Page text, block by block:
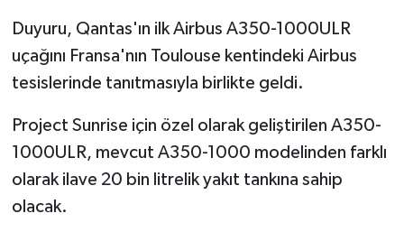
Duyuru, Qantas'ın ilk Airbus A350-1000ULR
uçağını Fransa'nın Toulouse kentindeki Airbus
tesislerinde tanıtmasıyla birlikte geldi.
Project Sunrise için özel olarak geliştirilen A350-
1000ULR, mevcut A350-1000 modelinden farklı
olarak ilave 20 bin litrelik yakıt tankına sahip
olacak.